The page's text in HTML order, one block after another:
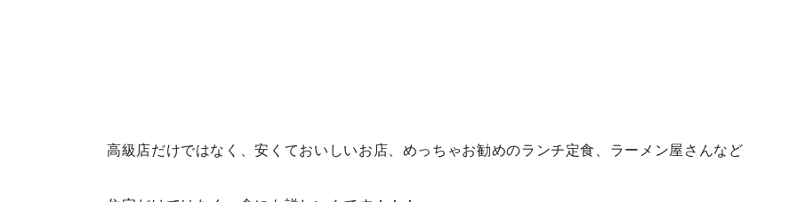
高級店だけではなく、安くておいしいお店、めっちゃお勧めのランチ定食、ラーメン屋さんなど